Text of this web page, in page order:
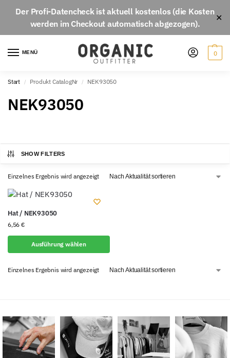
Der Profi-Datencheckist aktuell kostenlos(die Kosten
werden im Checkout automatisch abgezogen).
✕
MENÜ 0
Start / Produkt CatalogNr / NEK93050
NEK93050
SHOW FILTERS
Einzelnes Ergebnis wird angezeigt
Hat / NEK93050
6,56€
Ausführung wählen
Einzelnes Ergebnis wird angezeigt